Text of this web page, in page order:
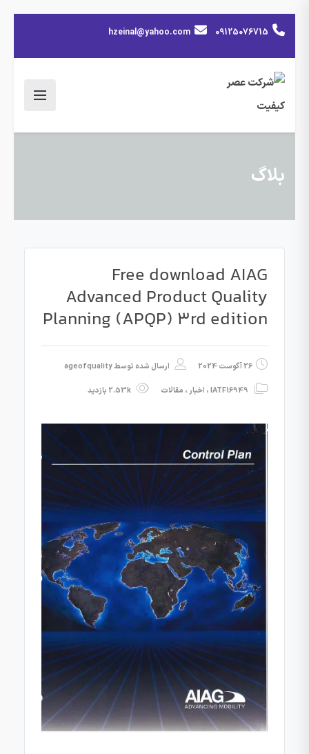
09125076715
hzeinal@yahoo.com
بلاگ
Free download AIAG
Advanced Product Quality
Planning (APQP) 3rd edition
26 آگوست 2024 ارسال شده توسطageofquality
IATF16949، اخبار، مقالات